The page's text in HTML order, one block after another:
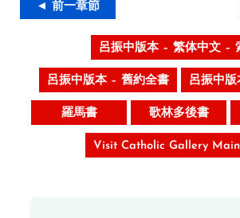
◄ 前一章節
呂振中版本 – 繁体中文 –
呂振中版本 – 舊約全書 呂振中
羅馬書 歌林多後書
Visit Catholic Gallery